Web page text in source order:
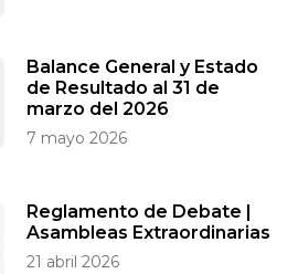
Balance General y Estado
de Resultado al 31 de
marzo del 2026
7 mayo 2026
Reglamento de Debate |
Asambleas Extraordinarias
21 abril 2026